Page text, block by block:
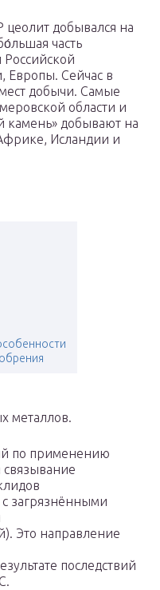
добывался на
часть
Российской
Европы. Сейчас в
добычи. Самые
области и
камень» добывают на
Исландии и
металлов.
по применению
связывание
с загрязнёнными
Это направление
последствий